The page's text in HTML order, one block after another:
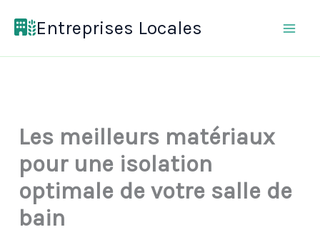
Entreprises Locales
Les meilleurs matériaux
pour une isolation
optimale de votre salle de
bain